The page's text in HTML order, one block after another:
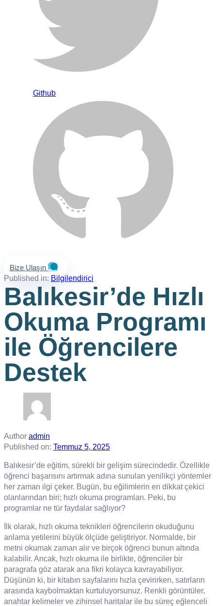
Github
Bize Ulaşın
Published in: Bilgilendirici
Balıkesir’de Hızlı
Okuma Programı
ile Öğrencilere
Destek
Author admin
Published on: Temmuz 5, 2025
Balıkesir’de eğitim, sürekli bir gelişim sürecindedir. Özellikle
öğrenci başarısını artırmak adına sunulan yenilikçi yöntemler
her zaman ilgi çeker. Bugün, bu eğilimlerin en dikkat çekici
olanlarından biri; hızlı okuma programları. Peki, bu
programlar ne tür faydalar sağlıyor?
İlk olarak, hızlı okuma teknikleri öğrencilerin okuduğunu
anlama yetilerini büyük ölçüde geliştiriyor. Normalde, bir
metni okumak zaman alır ve birçok öğrenci bunun altında
kalabilir. Ancak, hızlı okuma ile birlikte, öğrenciler bir
paragrafa göz atarak ana fikri kolayca kavrayabiliyor.
Düşünün ki, bir kitabın sayfalarını hızla çevirirken, satırların
arasında kaybolmaktan kurtuluyorsunuz. Renkli görüntüler,
anahtar kelimeler ve zihinsel haritalar ile bu süreç eğlenceli